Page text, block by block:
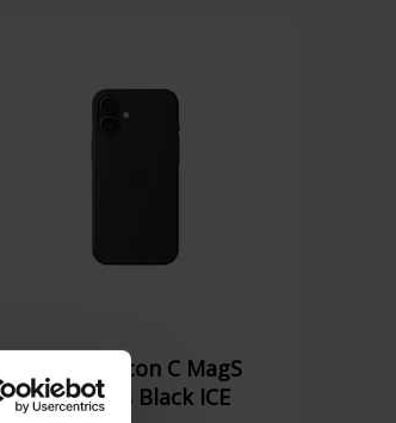
Apple Silicon C MagS
iP16 Plus Black ICE